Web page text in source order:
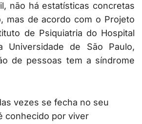
não há estatísticas concretas
mas de acordo com o Projeto
de Psiquiatria do Hospital
Universidade de São Paulo,
de pessoas tem a síndrome
vezes se fecha no seu
conhecido por viver